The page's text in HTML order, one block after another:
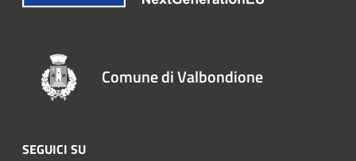
Comune di Valbondione
SEGUICI SU